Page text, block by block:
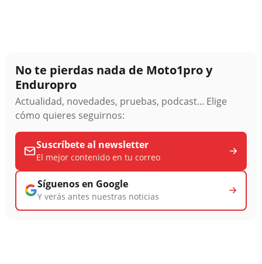
No te pierdas nada de Moto1pro y
Enduropro
Actualidad, novedades, pruebas, podcast... Elige
cómo quieres seguirnos:
Suscríbete al newsletter
El mejor contenido en tu correo
Síguenos en Google
Y verás antes nuestras noticias